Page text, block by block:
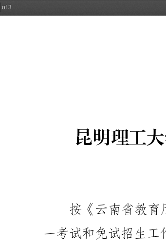
of 3
昆明理工大
按 《 云南省教育
一考试和 免试招 生 工